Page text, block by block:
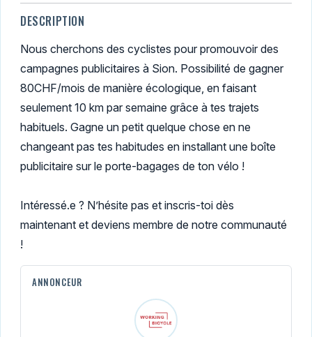
DESCRIPTION
Nous cherchons des cyclistes pour promouvoir des
campagnes publicitaires à Sion. Possibilité de gagner
80CHF/mois de manière écologique, en faisant
seulement 10 km par semaine grâce à tes trajets
habituels. Gagne un petit quelque chose en ne
changeant pas tes habitudes en installant une boîte
publicitaire sur le porte-bagages de ton vélo !
Intéressé.e ? N’hésite pas et inscris-toi dès
maintenant et deviens membre de notre communauté
!
ANNONCEUR